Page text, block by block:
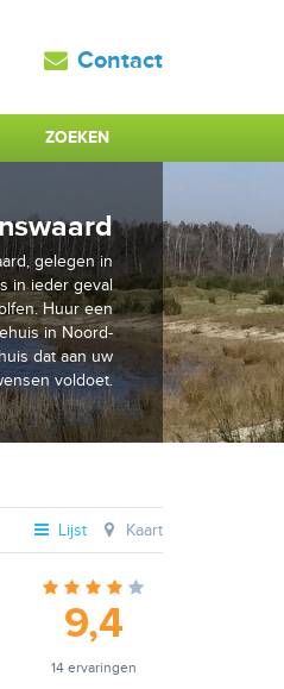
Contact
ZOEKEN
gelegen in
in ieder geval
Huur een
in Noord-
dat aan uw
voldoet.
Lijst Kaart
9,4
14 ervaringen